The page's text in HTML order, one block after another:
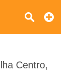
Centro,